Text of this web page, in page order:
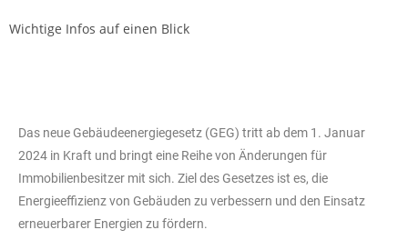
Wichtige Infos auf einen Blick
Das neue Gebäudeenergiegesetz (GEG) tritt ab dem 1. Januar
2024 in Kraft und bringt eine Reihe von Änderungen für
Immobilienbesitzer mit sich. Ziel des Gesetzes ist es, die
Energieeffizienz von Gebäuden zu verbessern und den Einsatz
erneuerbarer Energien zu fördern.